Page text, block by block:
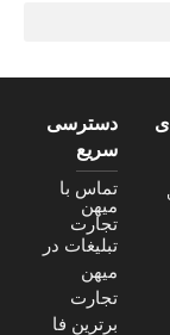
دسترسی
سریع
تماس با
میهن
تجارت
تبلیغات در
میهن
تجارت
برترین فا